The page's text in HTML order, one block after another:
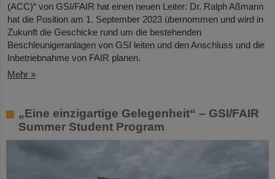
(ACC)“ von GSI/FAIR hat einen neuen Leiter: Dr. Ralph Aßmann
hat die Position am 1. September 2023 übernommen und wird in
Zukunft die Geschicke rund um die bestehenden
Beschleunigeranlagen von GSI leiten und den Anschluss und die
Inbetriebnahme von FAIR planen.
Mehr »
„Eine einzigartige Gelegenheit“ – GSI/FAIR
Summer Student Program